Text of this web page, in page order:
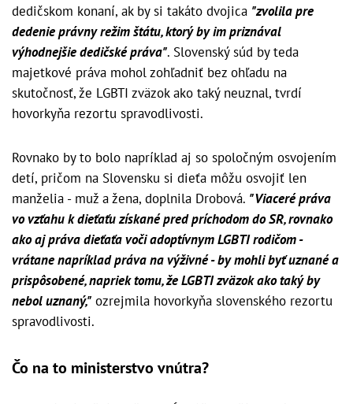
dedičskom konaní, ak by si takáto dvojica "zvolila pre
dedenie právny režim štátu, ktorý by im priznával
výhodnejšie dedičské práva". Slovenský súd by teda
majetkové práva mohol zohľadniť bez ohľadu na
skutočnosť, že LGBTI zväzok ako taký neuznal, tvrdí
hovorkyňa rezortu spravodlivosti.
Rovnako by to bolo napríklad aj so spoločným osvojením
detí, pričom na Slovensku si dieťa môžu osvojiť len
manželia - muž a žena, doplnila Drobová. "Viaceré práva
vo vzťahu k dieťaťu získané pred príchodom do SR, rovnako
ako aj práva dieťaťa voči adoptívnym LGBTI rodičom -
vrátane napríklad práva na výživné - by mohli byť uznané a
prispôsobené, napriek tomu, že LGBTI zväzok ako taký by
nebol uznaný," ozrejmila hovorkyňa slovenského rezortu
spravodlivosti.
Čo na to ministerstvo vnútra?